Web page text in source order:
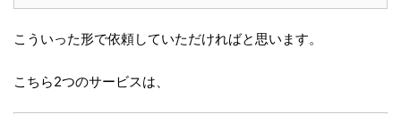
こういった形で依頼していただければと思います。
こちら2つのサービスは、